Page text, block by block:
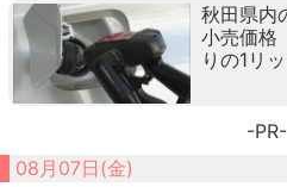
秋田県内
小売価格
りの1リ
-PR-
08月07日(金)